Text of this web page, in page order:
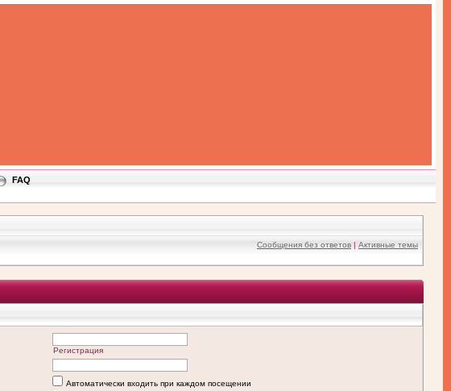
FAQ
Сообщения без ответов | Активные темы
Регистрация
Автоматически входить при каждом посещении